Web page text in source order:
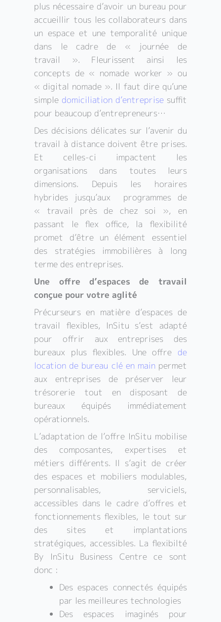
plus nécessaire d’avoir un bureau pour
accueillir tous les collaborateurs dans
un espace et une temporalité unique
dans le cadre de « journée de
travail ». Fleurissent ainsi les
concepts de « nomade worker » ou
« digital nomade ». Il faut dire qu’une
simple domiciliation d’entreprisesuffit
pour beaucoup d’entrepreneurs…
Des décisions délicates sur l’avenir du
travail à distance doivent être prises.
Et celles-ci impactent les
organisations dans toutes leurs
dimensions. Depuis les horaires
hybrides jusqu’aux programmes de
« travail près de chez soi », en
passant le flex office, la flexibilité
promet d’être un élément essentiel
des stratégies immobilières à long
terme des entreprises.
Une offre d’espaces de travail
conçue pour votre aglité
Précurseurs en matière d’espaces de
travail flexibles, InSitu s’est adapté
pour offrir aux entreprises des
bureaux plus flexibles. Une offre de
location de bureau clé en mainpermet
aux entreprises de préserver leur
trésorerie tout en disposant de
bureaux équipés immédiatement
opérationnels.
L’adaptation de l’offre InSitu mobilise
des composantes, expertises et
métiers différents. Il s’agit de créer
des espaces et mobiliers modulables,
personnalisables, serviciels,
accessibles dans le cadre d’offres et
fonctionnements flexibles, le tout sur
des sites et implantations
stratégiques, accessibles. La flexibilté
By InSitu Business Centre ce sont
donc :
Des espaces connectés équipés
par les meilleures technologies
Des espaces imaginés pour